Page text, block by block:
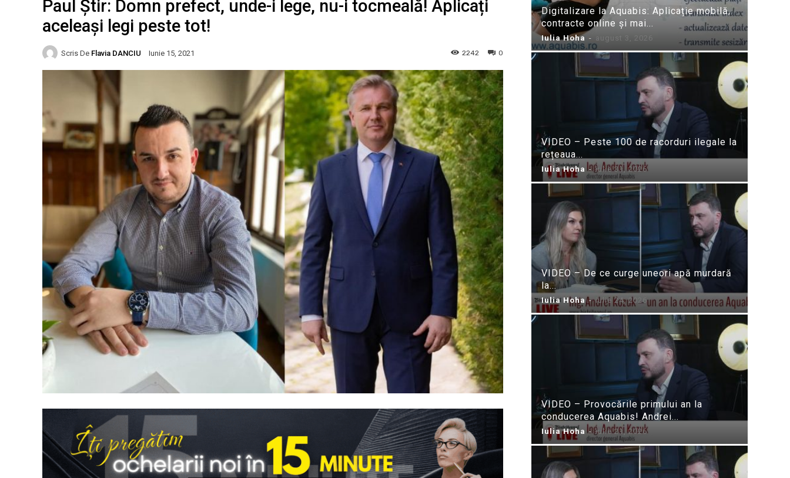
Paul Știr: Domn prefect, unde-i lege, nu-i tocmeală! Aplicați
aceleași legi peste tot!
Scris De Flavia DANCIU Iunie 15, 2021 0
2242
Digitalizare la Aquabis: Aplicație mobilă,
contracte online și mai...
Iulia Hoha - august 3, 2026
VIDEO – Peste 100 de racorduri ilegale la
rețeaua...
Iulia Hoha - iulie 31, 2026
VIDEO – De ce curge uneori apă murdară
la...
Iulia Hoha - iulie 24, 2026
VIDEO – Provocările primului an la
conducerea Aquabis! Andrei...
Iulia Hoha - iulie 21, 2026